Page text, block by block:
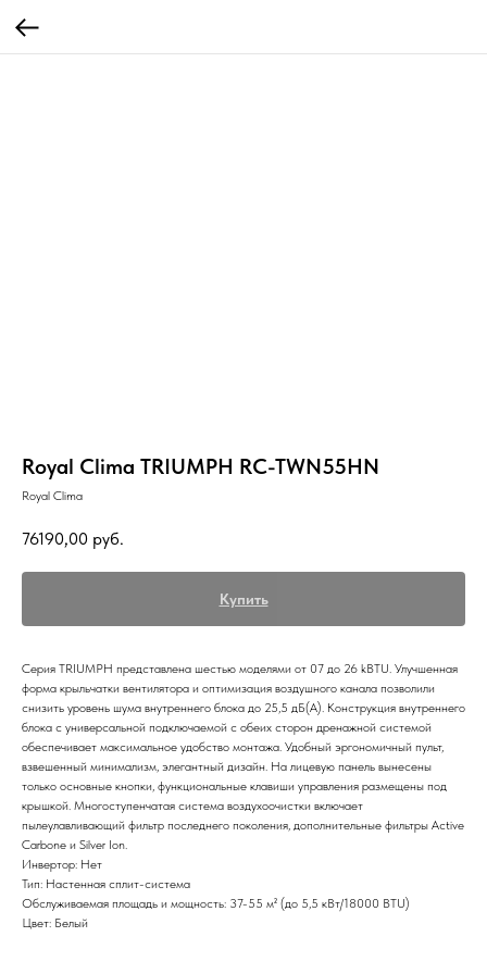
Royal Clima TRIUMPH RC-TWN55HN
Royal Clima
76190,00 руб.
Купить
Серия TRIUMPH представлена шестью моделями от 07 до 26 kBTU. Улучшенная
форма крыльчатки вентилятора и оптимизация воздушного канала позволили
снизить уровень шума внутреннего блока до 25,5 дБ(А). Конструкция внутреннего
блока с универсальной подключаемой с обеих сторон дренажной системой
обеспечивает максимальное удобство монтажа. Удобный эргономичный пульт,
взвешенный минимализм, элегантный дизайн. На лицевую панель вынесены
только основные кнопки, функциональные клавиши управления размещены под
крышкой. Многоступенчатая система воздухоочистки включает
пылеулавливающий фильтр последнего поколения, дополнительные фильтры Active
Carbone и Silver Ion.
Инвертор: Нет
Тип: Настенная сплит-система
Обслуживаемая площадь и мощность: 37-55 м² (до 5,5 кВт/18000 BTU)
Цвет: Белый